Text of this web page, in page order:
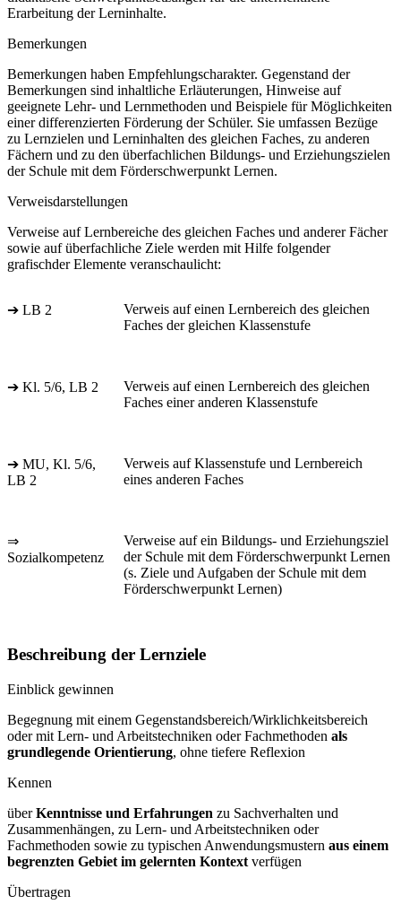
Erarbeitung der Lerninhalte.
Bemerkungen
Bemerkungen haben Empfehlungscharakter. Gegenstand der
Bemerkungen sind inhaltliche Erläuterungen, Hinweise auf
geeignete Lehr- und Lernmethoden und Beispiele für Möglichkeiten
einer differenzierten Förderung der Schüler. Sie umfassen Bezüge
zu Lernzielen und Lerninhalten des gleichen Faches, zu anderen
Fächern und zu den überfachlichen Bildungs- und Erziehungszielen
der Schule mit dem Förderschwerpunkt Lernen.
Verweisdarstellungen
Verweise auf Lernbereiche des gleichen Faches und anderer Fächer
sowie auf überfachliche Ziele werden mit Hilfe folgender
grafischder Elemente veranschaulicht:
➔ LB 2
Verweis auf einen Lernbereich des gleichen
Faches der gleichen Klassenstufe
➔ Kl. 5/6, LB 2
Verweis auf einen Lernbereich des gleichen
Faches einer anderen Klassenstufe
➔ MU, Kl. 5/6,
LB 2
Verweis auf Klassenstufe und Lernbereich
eines anderen Faches
⇒
Sozialkompetenz
Verweise auf ein Bildungs- und Erziehungsziel
der Schule mit dem Förderschwerpunkt Lernen
(s. Ziele und Aufgaben der Schule mit dem
Förderschwerpunkt Lernen)
Beschreibung der Lernziele
Einblick gewinnen
Begegnung mit einem Gegenstandsbereich/Wirklichkeitsbereich
oder mit Lern- und Arbeitstechniken oder Fachmethoden als
grundlegende Orientierung, ohne tiefere Reflexion
Kennen
überKenntnisse und Erfahrungen zu Sachverhalten und
Zusammenhängen, zu Lern- und Arbeitstechniken oder
Fachmethoden sowie zu typischen Anwendungsmustern aus einem
begrenzten Gebiet im gelernten Kontext verfügen
Übertragen